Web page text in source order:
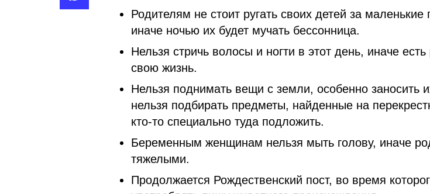
Родителям не стоит ругать своих детей за маленькие
иначе ночью их будет мучать бессонница.
Нельзя стричь волосы и ногти в этот день, иначе есть
свою жизнь.
Нельзя поднимать вещи с земли, особенно заносить
нельзя подбирать предметы, найденные на
кто-то специально туда подложить.
Беременным женщинам нельзя мыть голову, иначе
тяжелыми.
Продолжается Рождественский пост, во время